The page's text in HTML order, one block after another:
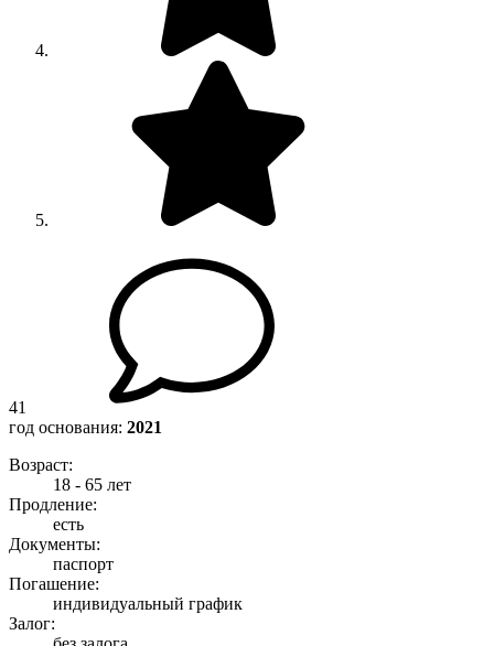
41
год основания: 2021
Возраст:
18 - 65 лет
Продление:
есть
Документы:
паспорт
Погашение:
индивидуальный график
Залог: